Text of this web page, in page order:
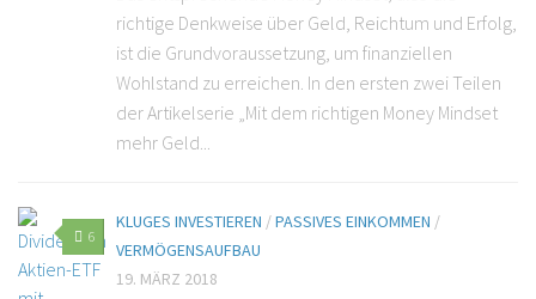
richtige Denkweise über Geld, Reichtum und Erfolg,
ist die Grundvoraussetzung, um finanziellen
Wohlstand zu erreichen. In den ersten zwei Teilen
der Artikelserie „Mit dem richtigen Money Mindset
mehr Geld...
6
KLUGES INVESTIEREN /PASSIVES EINKOMMEN /
VERMÖGENSAUFBAU
19. MÄRZ 2018